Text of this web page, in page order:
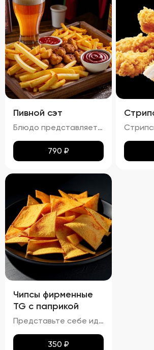
Пивной сэт
Блюдо представляет собой гармоничный набор закусок к пиву, включающий картофель фри, картофельные дольки, куриные наггетсы и сырные палочки. Все продукты имеют равномерную золотистую корочку без признаков пережарки. Вкус и аромат блюд натуральные, без посторонних привкусов и запахов. Картофель и гренки умеренно посолены, а наггетсы и сырные палочки остаются сочными внутри. Консистенция картофеля фри и долек мягкая внутри и хрустящая снаружи, наггетсы и сырные палочки – нежные и сочные внутри, с хрустящей корочкой.
790 ₽
Чипсы фирменные
TG с паприкой
Представьте себе идеальное сочетание тонкого лаваша, превращенного в золотистые, равномерно подрумяненные чипсы. Каждый кусочек покрыт тонким слоем паприки, которая придает им легкий, но ощутимый аромат и пикантность. Эти чипсы не просто хрустят – они буквально тают во рту, оставляя приятное послевкусие соли и нежной остроты. Идеальный перекус для любого случая!
350 ₽